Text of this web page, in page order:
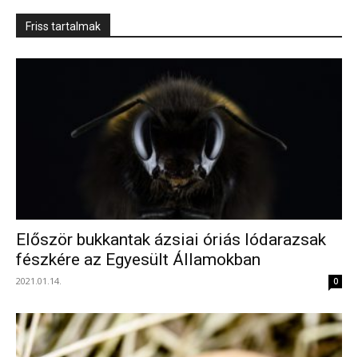
Friss tartalmak
Először bukkantak ázsiai óriás lódarazsak
fészkére az Egyesült Államokban
2021.01.14. 0